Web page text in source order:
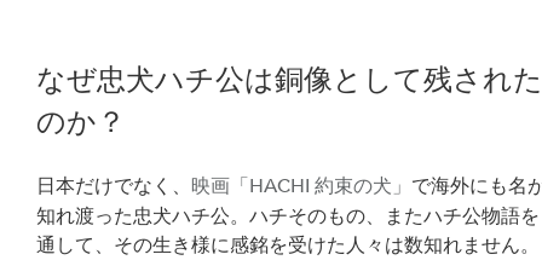
なぜ忠犬ハチ公は銅像として残され
のか？
日本だけでなく、映画「HACHI 約束の犬」 で海外にも名
知れ渡った忠犬ハチ公。ハチそのもの、またハチ公物語を
通して、その生き様に感銘を受けた人々は数知れません。